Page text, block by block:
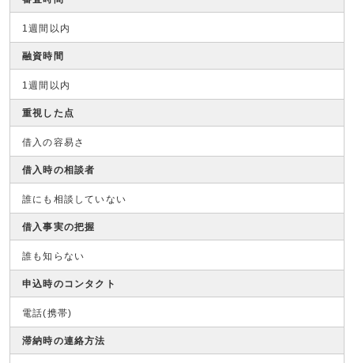
1週間以内
融資時間
1週間以内
重視した点
借入の容易さ
借入時の相談者
誰にも相談していない
借入事実の把握
誰も知らない
申込時のコンタクト
電話(携帯)
滞納時の連絡方法